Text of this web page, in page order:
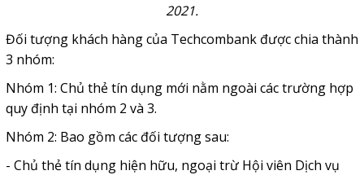
2021.
Đối tượng khách hàng của Techcombank được chia thành
3 nhóm:
Nhóm 1: Chủ thẻ tín dụng mới nằm ngoài các trường hợp
quy định tại nhóm 2 và 3.
Nhóm 2: Bao gồm các đối tượng sau:
- Chủ thẻ tín dụng hiện hữu, ngoại trừ Hội viên Dịch vụ